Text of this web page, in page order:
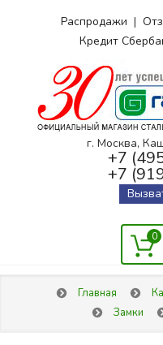
Распродажи |
Кредит
г. Москва,
+7
+7
0
Главная
Замки